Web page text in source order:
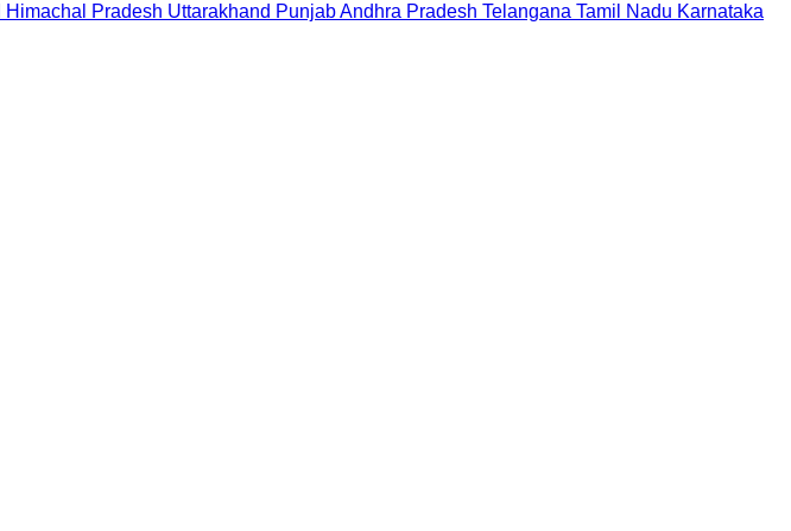
Himachal Pradesh Uttarakhand PunjabAndhra Pradesh Telangana Tamil Nadu Karnataka